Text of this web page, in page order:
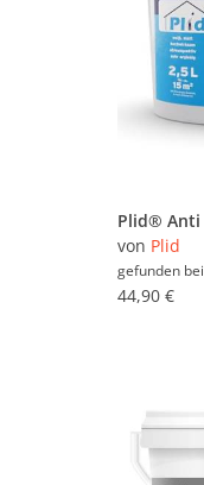
von Plid
gefunden bei
44,90 €